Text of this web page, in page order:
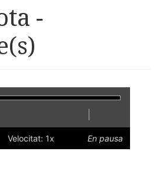
-
Lent
Velocitat: 1x En pausa